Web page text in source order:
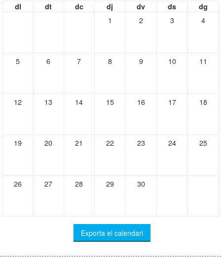
dl dt dc dj dv ds dg
1 2 3 4
5 6 7 8 9 10 11
12 13 14 15 16 17 18
19 20 21 22 23 24 25
26 27 28 29 30